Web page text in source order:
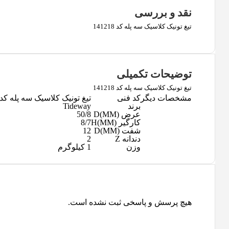
نقد و بررسی
تیغ تونیک کلاسیک سه پله کد 141218
توضیحات تکمیلی
تیغ تونیک کلاسیک سه پله کد 141218
مشخصات دیگر کد فنی
تیغ تونیک کلاسیک سه پله کد 141218
برند
Tideway
عرض D(MM)
50/8
کارگیر H(MM)
8/7
شفت D(MM)
12
دندانه Z
2
وزن
1 کیلوگرم
هیچ پرسش و پاسخی ثبت نشده است.